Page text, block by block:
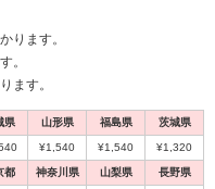
ります。
。
ます。
県 山形県 福島県 茨城県
¥1,540 ¥1,540 ¥1,320
都 神奈川県 山梨県 長野県